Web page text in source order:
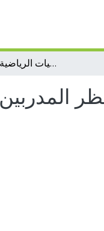
وجهة نظر المدربين لانتقاء الناشئين في رياضة السباحة أصاغر 9-12 سنة على مستوى الجمعيات الرياضية لولاية مستغانم